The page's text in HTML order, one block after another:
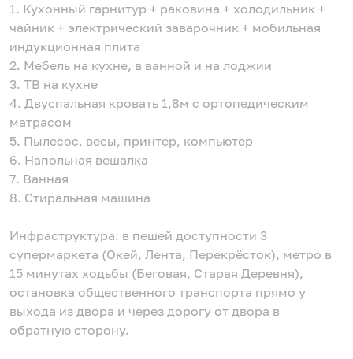
1. Кухонный гарнитур + раковина + холодильник +
чайник + электрический заварочник + мобильная
индукционная плита
2. Мебель на кухне, в ванной и на лоджии
3. ТВ на кухне
4. Двуспальная кровать 1,8м с ортопедическим
матрасом
5. Пылесос, весы, принтер, компьютер
6. Напольная вешалка
7. Ванная
8. Стиральная машина
Инфраструктура: в пешей доступности 3
супермаркета (Окей, Лента, Перекрёсток), метро в
15 минутах ходьбы (Беговая, Старая Деревня),
остановка общественного транспорта прямо у
выхода из двора и через дорогу от двора в
обратную сторону.